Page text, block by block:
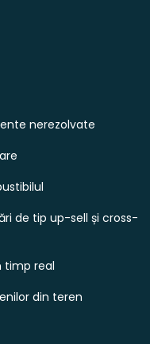
nerezolvate
de tip up-sell și cross-
timp real
din teren